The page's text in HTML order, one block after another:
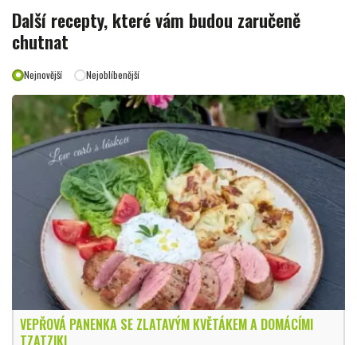
Další recepty, které vám budou zaručeně
chutnat
Nejnovější Nejoblíbenější
VEPŘOVÁ PANENKA SE ZLATAVÝM KVĚTÁKEM A DOMÁCÍMI
TZATZIKI